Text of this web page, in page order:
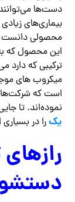
دست‌ها
بیماری‌های
محصولی
این محصول که
میکروب‌ های
است که
نموده‌اند. تا
یکرا در